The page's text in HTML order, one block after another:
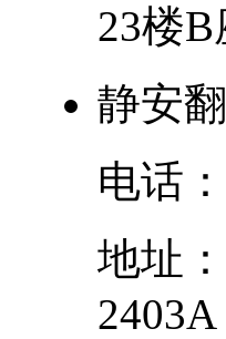
23楼B
静安
电话：
地址：
2403A